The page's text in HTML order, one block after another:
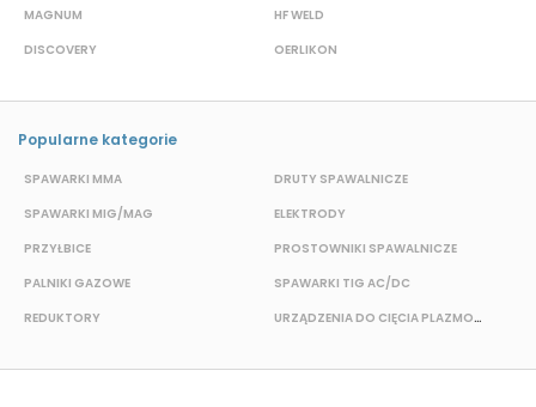
MAGNUM
DISCOVERY
HF WELD
OERLIKON
Popularne kategorie
SPAWARKI MMA
SPAWARKI MIG/MAG
PRZYŁBICE
PALNIKI GAZOWE
REDUKTORY
DRUTY SPAWALNICZE
ELEKTRODY
PROSTOWNIKI SPAWALNICZE
SPAWARKI TIG AC/DC
URZĄDZENIA DO CIĘCIA PLAZMOWEGO